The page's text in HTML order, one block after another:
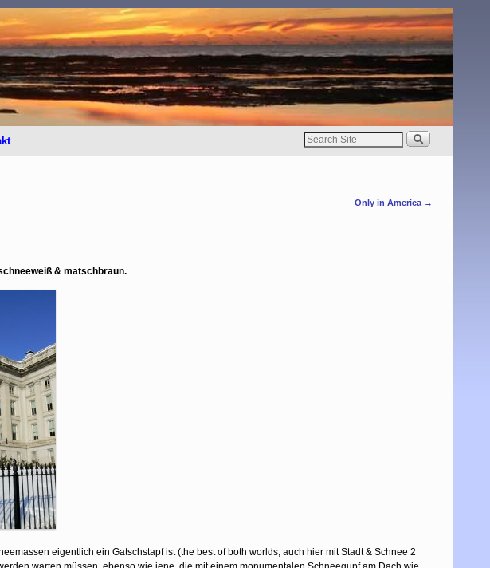
Only in America →
& matschbraun.
eigentlich ein Gatschstapf ist (the best of both worlds, auch hier mit Stadt & Schnee 2